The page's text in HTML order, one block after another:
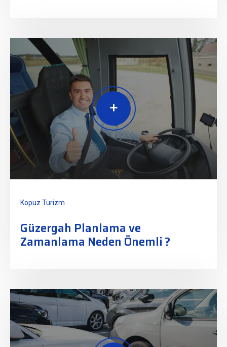
Kopuz Turizm
Güzergah Planlama ve
Zamanlama Neden Önemli ?